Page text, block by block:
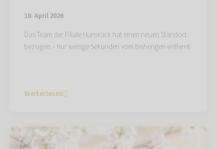
10. April 2026
Das Team der Filiale Hunsrück hat einen neuen Standort
bezogen – nur wenige Sekunden vom bisherigen entfernt.
Weiterlesen